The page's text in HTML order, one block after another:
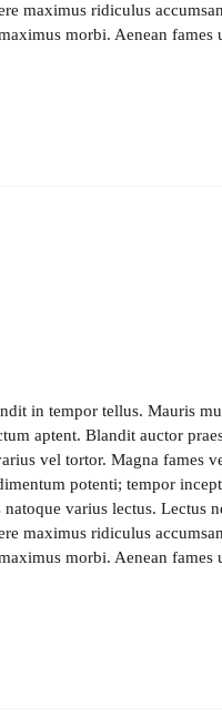
maximus ridiculus
morbi. Aenean
in tempor tellus. Mauris
aptent. Blandit auctor
vel tortor. Magna fames
potenti; tempor
varius lectus. Lectus
maximus ridiculus
morbi. Aenean